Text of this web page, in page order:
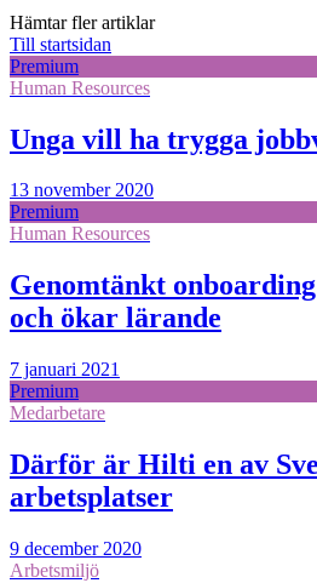
Hämtar fler artiklar
Till startsidan
Premium
Human Resources
Unga vill ha trygga
13 november 2020
Premium
Human Resources
Genomtänkt
och ökar lärande
7 januari 2021
Premium
Medarbetare
Därför är Hilti en av
arbetsplatser
9 december 2020
Arbetsmiljö